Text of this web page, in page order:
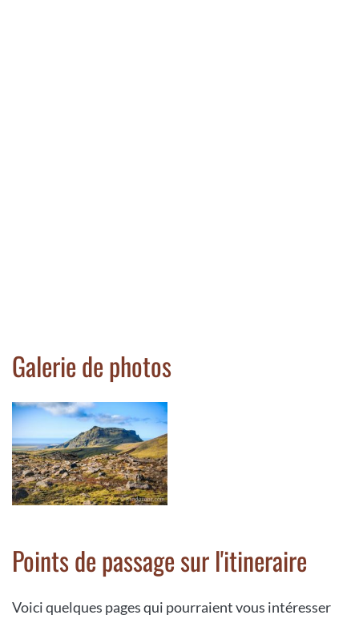
Galerie de photos
Points de passage sur l'itineraire
Voici quelques pages qui pourraient vous intéresser